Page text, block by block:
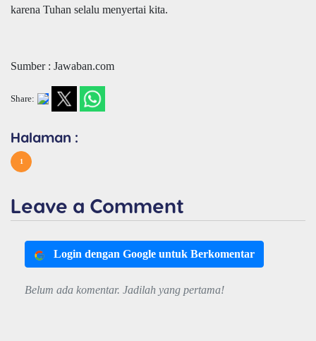
karena Tuhan selalu menyertai kita.
Sumber : Jawaban.com
Share:
Halaman :
1
Leave a Comment
Login dengan Google untuk Berkomentar
Belum ada komentar. Jadilah yang pertama!